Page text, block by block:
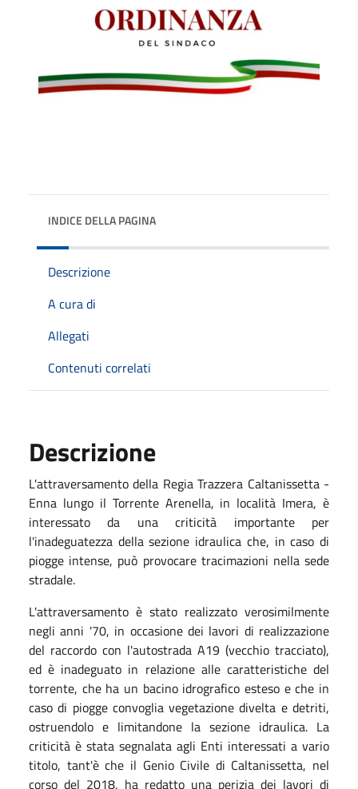
INDICE DELLA PAGINA
Descrizione
A cura di
Allegati
Contenuti correlati
Descrizione
L'attraversamento della Regia Trazzera Caltanissetta -
Enna lungo il Torrente Arenella, in località Imera, è
interessato da una criticità importante per
l'inadeguatezza della sezione idraulica che, in caso di
piogge intense, può provocare tracimazioni nella sede
stradale.
L'attraversamento è stato realizzato verosimilmente
negli anni '70, in occasione dei lavori di realizzazione
del raccordo con l'autostrada A19 (vecchio tracciato),
ed è inadeguato in relazione alle caratteristiche del
torrente, che ha un bacino idrografico esteso e che in
caso di piogge convoglia vegetazione divelta e detriti,
ostruendolo e limitandone la sezione idraulica. La
criticità è stata segnalata agli Enti interessati a vario
titolo, tant'è che il Genio Civile di Caltanissetta, nel
corso del 2018, ha redatto una perizia dei lavori di